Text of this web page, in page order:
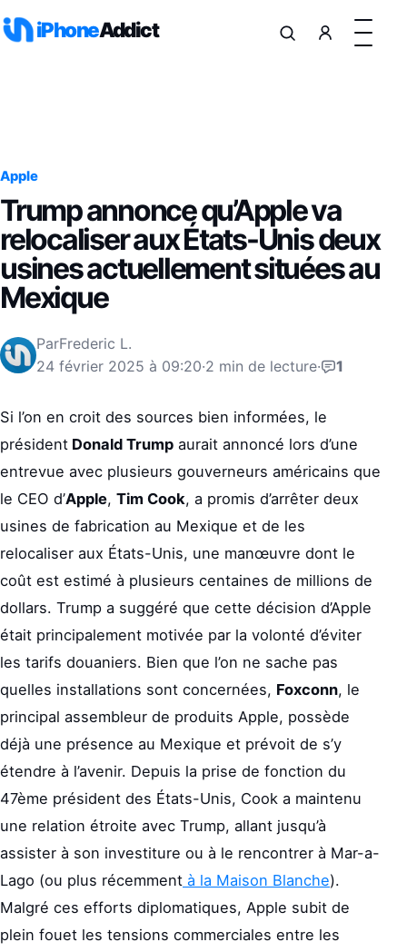
iPhoneAddict
Apple
Trump annonce qu’Apple va
relocaliser aux États-Unis deux
usines actuellement situées au
Mexique
ParFrederic L.
24 février 2025 à 09:20·2 min de lecture· 1
Si l’on en croit des sources bien informées, le
président Donald Trump aurait annoncé lors d’une
entrevue avec plusieurs gouverneurs américains que
le CEO d’Apple, Tim Cook, a promis d’arrêter deux
usines de fabrication au Mexique et de les
relocaliser aux États-Unis, une manœuvre dont le
coût est estimé à plusieurs centaines de millions de
dollars. Trump a suggéré que cette décision d’Apple
était principalement motivée par la volonté d’éviter
les tarifs douaniers. Bien que l’on ne sache pas
quelles installations sont concernées, Foxconn, le
principal assembleur de produits Apple, possède
déjà une présence au Mexique et prévoit de s’y
étendre à l’avenir. Depuis la prise de fonction du
47ème président des États-Unis, Cook a maintenu
une relation étroite avec Trump, allant jusqu’à
assister à son investiture ou à le rencontrer à Mar-a-
Lago (ou plus récemment à la Maison Blanche).
Malgré ces efforts diplomatiques, Apple subit de
plein fouet les tensions commerciales entre les